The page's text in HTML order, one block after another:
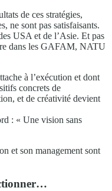
de ces stratégies,
ne sont pas satisfaisants.
USA et de l’Asie. Et pas
dans les GAFAM, NATU
à l’exécution et dont
concrets de
et de créativité devient
: « Une vision sans
et son management sont